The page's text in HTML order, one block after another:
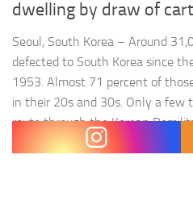
dwelling by draw of
Seoul, South Korea – Around
defected to South Korea since
1953. Almost 71 percent of
in their 20s and 30s. Only a few
route through the Korean
Korean soldier took late last